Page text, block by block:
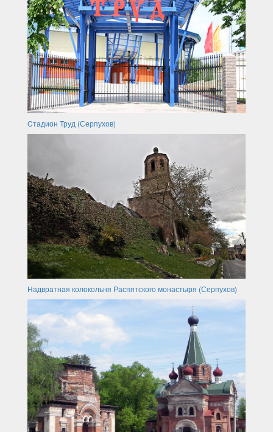
Cтадион Труд (Серпухов)
Надвратная колокольня Распятского монастыря (Серпухов)